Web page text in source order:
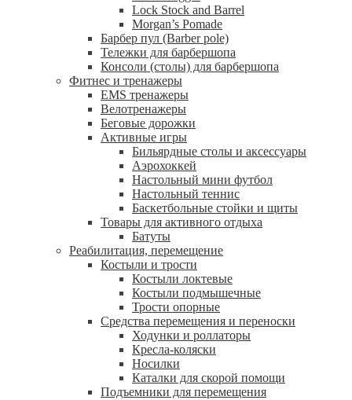
Lock Stock and Barrel
Morgan’s Pomade
Барбер пул (Barber pole)
Тележки для барбершопа
Консоли (столы) для барбершопа
Фитнес и тренажеры
EMS тренажеры
Велотренажеры
Беговые дорожки
Активные игры
Бильярдные столы и аксессуары
Аэрохоккей
Настольный мини футбол
Настольный теннис
Баскетбольные стойки и щиты
Товары для активного отдыха
Батуты
Реабилитация, перемещение
Костыли и трости
Костыли локтевые
Костыли подмышечные
Трости опорные
Средства перемещения и переноски
Ходунки и роллаторы
Кресла-коляски
Носилки
Каталки для скорой помощи
Подъемники для перемещения